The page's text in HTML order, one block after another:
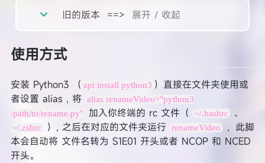
旧的版本 ==> 展开 / 收起
使用方式
安装 Python3 （ apt install python3 ）直接在文件夹使用或
者设置 alias , 将
alias renameVideo="python3
/path/to/rename.py"
加入你终端的 rc 文件（ ~/.bashrc 、
~/.zshrc ）, 之后在对应的文件夹运行 renameVideo
，此脚
本会自动将 文件名转为 S1E01 开头或者 NCOP 和 NCED
开头。